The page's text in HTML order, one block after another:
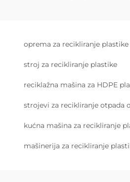
oprema za recikliranje plastike
stroj za recikliranje plastike
reciklažna mašina za HDPE
strojevi za recikliranje otpada
kućna mašina za recikliranje
mašinerija za recikliranje